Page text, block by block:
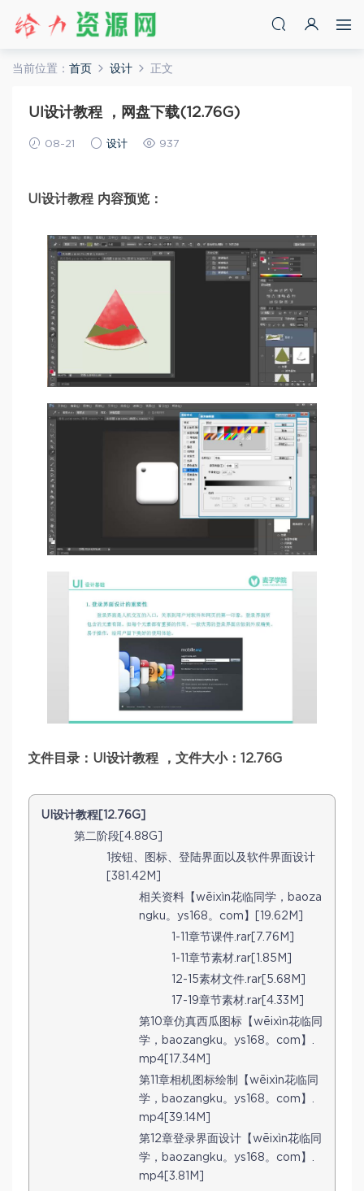
当前位置： 首页 设计 正文
UI设计教程 ，网盘下载(12.76G)
08-21 设计 937
UI设计教程 内容预览：
文件目录：UI设计教程 ，文件大小：12.76G
UI设计教程[12.76G]
第二阶段[4.88G]
1按钮、图标、登陆界面以及软件界面设计
[381.42M]
相关资料【wēixìn花临同学，baoza
ngku。ys168。com】[19.62M]
1-11章节课件.rar[7.76M]
1-11章节素材.rar[1.85M]
12-15素材文件.rar[5.68M]
17-19章节素材.rar[4.33M]
第10章仿真西瓜图标【wēixìn花临同
学，baozangku。ys168。com】.
mp4[17.34M]
第11章相机图标绘制【wēixìn花临同
学，baozangku。ys168。com】.
mp4[39.14M]
第12章登录界面设计【wēixìn花临同
学，baozangku。ys168。com】.
mp4[3.81M]